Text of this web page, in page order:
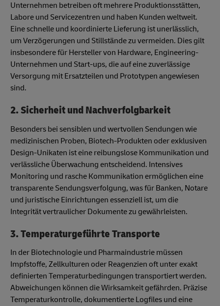
Unternehmen betreiben oft mehrere Produktionsstätten,
Labore und Servicezentren und haben Kunden weltweit.
Eine schnelle und koordinierte Lieferung ist unerlässlich,
um Verzögerungen und Stillstände zu vermeiden. Dies gilt
insbesondere für Hersteller von Hardware, Engineering-
Unternehmen und Start-ups, die auf eine zuverlässige
Versorgung mit Ersatzteilen und Prototypen angewiesen
sind.
2. Sicherheit und Nachverfolgbarkeit
Besonders bei sensiblen und wertvollen Sendungen wie
medizinischen Proben, Biotech-Produkten oder exklusiven
Design-Unikaten ist eine reibungslose Kommunikation und
verlässliche Überwachung entscheidend. Intensives
Monitoring und rasche Kommunikation ermöglichen eine
transparente Sendungsverfolgung, was für Banken, Notare
und juristische Einrichtungen essenziell ist, um die
Integrität vertraulicher Dokumente zu gewährleisten.
3. Temperaturgeführte Transporte
In der Biotechnologie und Pharmaindustrie müssen
Impfstoffe, Zellkulturen oder Reagenzien oft unter exakt
definierten Temperaturbedingungen transportiert werden.
Abweichungen können die Wirksamkeit gefährden. Präzise
Temperaturkontrolle, dokumentierte Logfiles und eine